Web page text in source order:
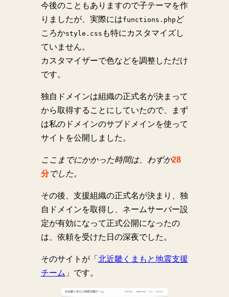
今後のこともありますので子テーマを作
りましたが、実際にはfunctions.php ど
ころかstyle.css も特にカスタマイズし
ていません。
カスタマイザーで色などを調整しただけ
です。
独自ドメインは組織の正式名が決まって
から取得することにしていたので、まず
は私のドメインのサブドメインを使って
サイトを公開しました。
ここまでにかかった時間は、わずか28
分でした。
その後、支援組織の正式名が決まり、独
自ドメインを取得し、ネームサーバー設
定が有効になって正式公開になったの
は、依頼を受けた日の深夜でした。
そのサイトが「 北近畿くまもと地震支援
チーム 」です。